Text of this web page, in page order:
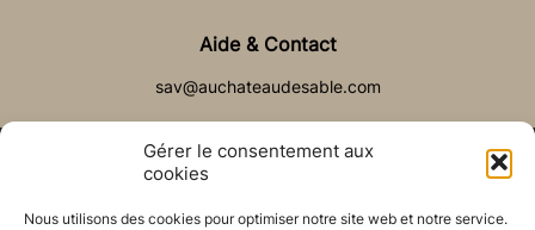
Gérer le consentement aux
cookies
Nous utilisons des cookies pour optimiser notre site web et notre service.
Aide & Contact
sav@auchateaudesable.com